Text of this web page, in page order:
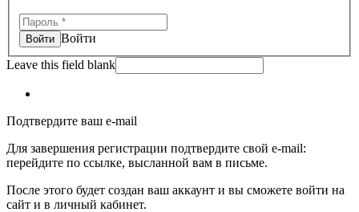
Войти
Leave this field blank
Подтвердите ваш e-mail
Для завершения регистрации подтвердите свой e-mail:
перейдите по ссылке, высланной вам в письме.
После этого будет создан ваш аккаунт и вы сможете войти на
сайт и в личный кабинет.